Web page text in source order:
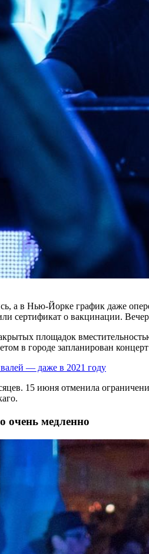
а в Нью-Йорке график даже
сертификат о вакцинации.
площадок
в городе запланирован
— даже в 2021 году
15 июня отменила
очень медленно